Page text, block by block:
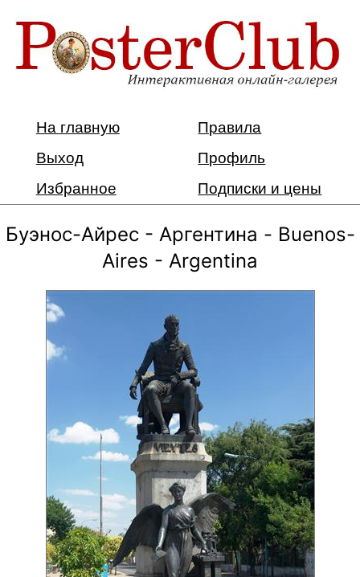
На главную
Правила
Выход
Профиль
Избранное
Подписки и цены
Буэнос-Айрес - Аргентина - Buenos-
Aires - Argentina